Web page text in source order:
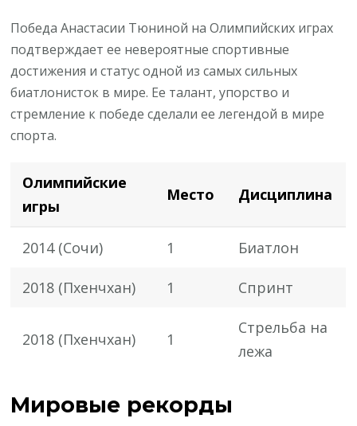
Победа Анастасии Тюниной на Олимпийских играх
подтверждает ее невероятные спортивные
достижения и статус одной из самых сильных
биатлонисток в мире. Ее талант, упорство и
стремление к победе сделали ее легендой в мире
спорта.
Олимпийские
игры
Место Дисциплина
2014 (Сочи) 1 Биатлон
2018 (Пхенчхан) 1 Спринт
2018 (Пхенчхан) 1
Стрельба на
лежа
Мировые рекорды